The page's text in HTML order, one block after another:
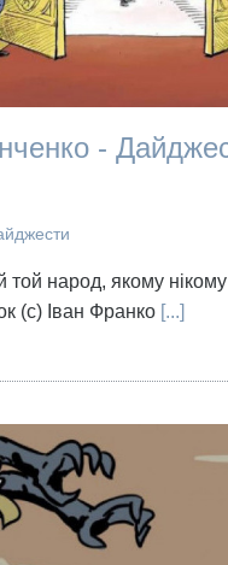
-
народ, якому нікому
(с) Іван Франко [...]